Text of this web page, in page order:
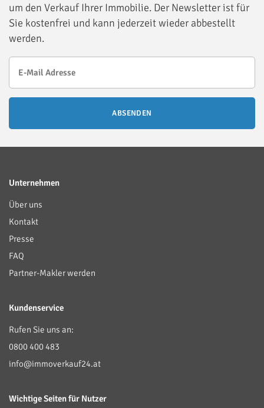
um den Verkauf Ihrer Immobilie. Der Newsletter ist für
Sie kostenfrei und kann jederzeit wieder abbestellt
werden.
ABSENDEN
Unternehmen
Über uns
Kontakt
Presse
FAQ
Partner-Makler werden
Kundenservice
Rufen Sie uns an:
0800 400 483
info@immoverkauf24.at
Wichtige Seiten für Nutzer